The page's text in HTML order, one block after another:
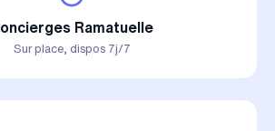
Ramatuelle
Sur place, dispos 7j/7